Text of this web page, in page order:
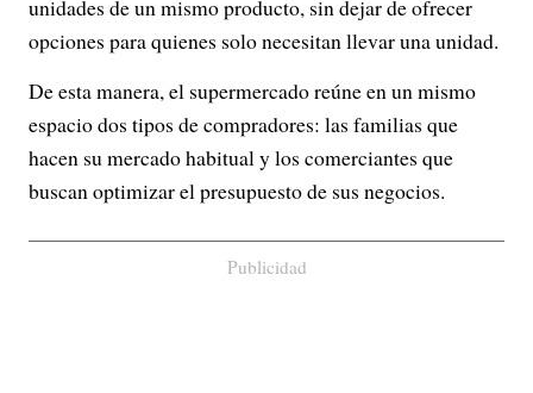
unidades de un mismo producto, sin dejar de ofrecer
opciones para quienes solo necesitan llevar una unidad.
De esta manera, el supermercado reúne en un mismo
espacio dos tipos de compradores: las familias que
hacen su mercado habitual y los comerciantes que
buscan optimizar el presupuesto de sus negocios.
Publicidad